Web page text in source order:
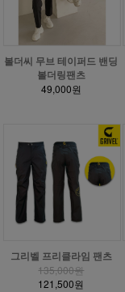
볼더씨 무브 테이퍼드 밴딩
볼더링팬츠
49,000원
그리벨 프리클라임 팬츠
135,000원
121,500원